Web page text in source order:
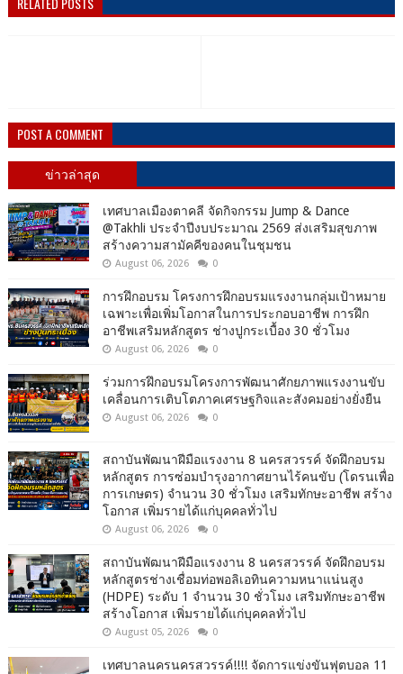
POST A COMMENT
ข่าวล่าสุด
เทศบาลเมืองตาคลี จัดกิจกรรม Jump & Dance
@Takhli ประจำปีงบประมาณ 2569 ส่งเสริมสุขภาพ
สร้างความสามัคคีของคนในชุมชน
August 06, 2026 0
การฝึกอบรม โครงการฝึกอบรมแรงงานกลุ่มเป้าหมาย
เฉพาะเพื่อเพิ่มโอกาสในการประกอบอาชีพ การฝึก
อาชีพเสริมหลักสูตร ช่างปูกระเบื้อง 30 ชั่วโมง
August 06, 2026 0
ร่วมการฝึกอบรมโครงการพัฒนาศักยภาพแรงงานขับ
เคลื่อนการเติบโตภาคเศรษฐกิจและสังคมอย่างยั่งยืน
August 06, 2026 0
สถาบันพัฒนาฝีมือแรงงาน 8 นครสวรรค์ จัดฝึกอบรม
หลักสูตร การซ่อมบำรุงอากาศยานไร้คนขับ (โดรนเพื่อ
การเกษตร) จำนวน 30 ชั่วโมง เสริมทักษะอาชีพ สร้าง
โอกาส เพิ่มรายได้แก่บุคคลทั่วไป
August 06, 2026 0
สถาบันพัฒนาฝีมือแรงงาน 8 นครสวรรค์ จัดฝึกอบรม
หลักสูตรช่างเชื่อมท่อพอลิเอทินความหนาแน่นสูง
(HDPE) ระดับ 1 จำนวน 30 ชั่วโมง เสริมทักษะอาชีพ
สร้างโอกาส เพิ่มรายได้แก่บุคคลทั่วไป
August 05, 2026 0
เทศบาลนครนครสวรรค์!!!! จัดการแข่งขันฟุตบอล 11